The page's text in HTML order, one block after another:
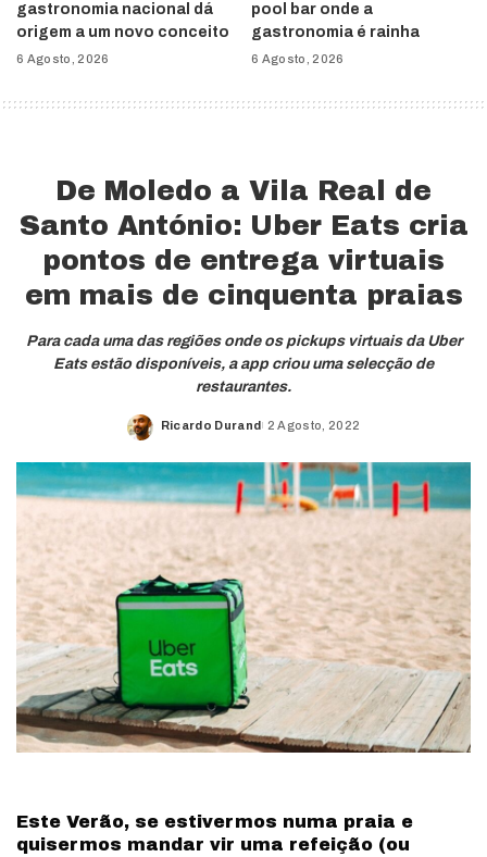
gastronomia nacional dá
origem a um novo conceito
6 Agosto, 2026
pool bar onde a
gastronomia é rainha
6 Agosto, 2026
De Moledo a Vila Real de
Santo António: Uber Eats cria
pontos de entrega virtuais
em mais de cinquenta praias
Para cada uma das regiões onde os pickups virtuais da Uber
Eats estão disponíveis, a app criou uma selecção de
restaurantes.
Posted
Ricardo Durand 2 Agosto, 2022
Este Verão, se estivermos numa praia e
quisermos mandar vir uma refeição (ou